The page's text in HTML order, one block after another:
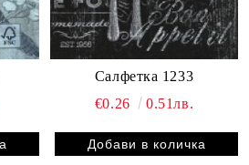
Салфетка 1233
€0.26
0.51лв.